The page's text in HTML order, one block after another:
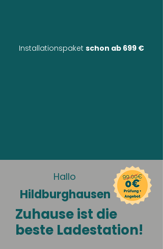
Installationspaket schon ab 699 €
Hallo
Hildburghausen
Zuhause ist die
beste Ladestation!